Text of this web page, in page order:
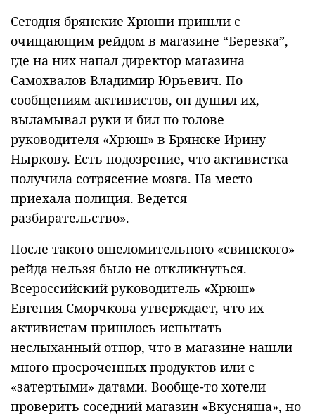
Сегодня брянские Хрюши пришли с
очищающим рейдом в магазине “Березка”,
где на них напал директор магазина
Самохвалов Владимир Юрьевич. По
сообщениям активистов, он душил их,
выламывал руки и бил по голове
руководителя «Хрюш» в Брянске Ирину
Ныркову. Есть подозрение, что активистка
получила сотрясение мозга. На место
приехала полиция. Ведется
разбирательство».
После такого ошеломительного «свинского»
рейда нельзя было не откликнуться.
Всероссийский руководитель «Хрюш»
Евгения Сморчкова утверждает, что их
активистам пришлось испытать
неслыханный отпор, что в магазине нашли
много просроченных продуктов или с
«затертыми» датами. Вообще-то хотели
проверить соседний магазин «Вкусняша», но